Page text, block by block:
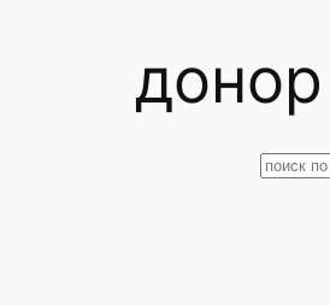
донор
Поиск